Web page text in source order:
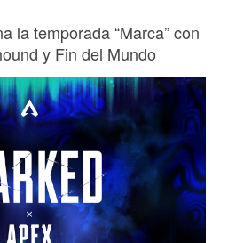
la temporada “Marca” con
y Fin del Mundo